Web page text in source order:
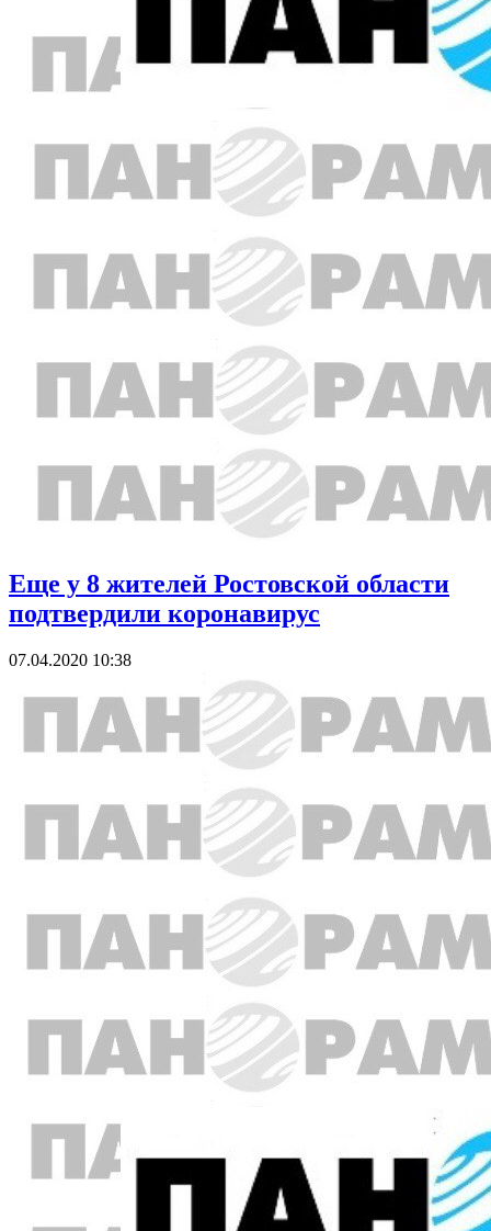
Еще у 8 жителей Ростовской области
подтвердили коронавирус
07.04.2020 10:38